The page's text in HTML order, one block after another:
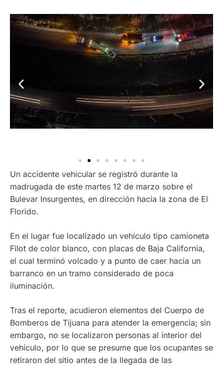
Un accidente vehicular se registró durante la
madrugada de este martes 12 de marzo sobre el
Bulevar Insurgentes, en dirección hacia la zona de El
Florido.
En el lugar fue localizado un vehículo tipo camioneta
Filot de color blanco, con placas de Baja California,
el cual terminó volcado y a punto de caer hacia un
barranco en un tramo considerado de poca
iluminación.
Tras el reporte, acudieron elementos del Cuerpo de
Bomberos de Tijuana para atender la emergencia; sin
embargo, no se localizaron personas al interior del
vehículo, por lo que se presume que los ocupantes se
retiraron del sitio antes de la llegada de las